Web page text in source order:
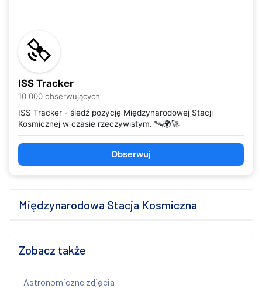
ISS Tracker
10 000 obserwujących
ISS Tracker - śledź pozycję Międzynarodowej Stacji
Kosmicznej w czasie rzeczywistym. 🛰️🌍🚀
Obserwuj
Międzynarodowa Stacja Kosmiczna
Zobacz także
Astronomiczne zdjęcia